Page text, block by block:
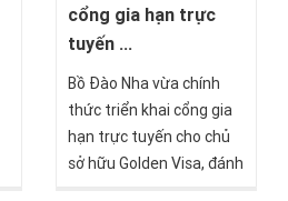
cổng gia hạn trực
tuyến ...
Bồ Đào Nha vừa chính
thức triển khai cổng gia
hạn trực tuyến cho chủ
sở hữu Golden Visa, đánh